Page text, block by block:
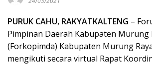
PURUK CAHU, RAKYATKALTENG –
Pimpinan Daerah Kabupaten Murung
(Forkopimda) Kabupaten Murung
mengikuti secara virtual Rapat